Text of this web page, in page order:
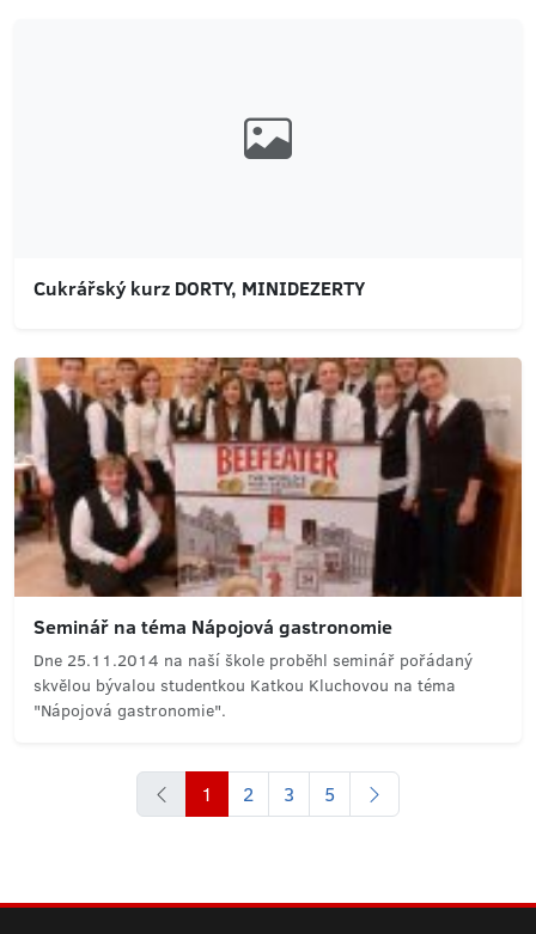
Cukrářský kurz DORTY, MINIDEZERTY
Seminář na téma Nápojová gastronomie
Dne 25.11.2014 na naší škole proběhl seminář pořádaný
skvělou bývalou studentkou Katkou Kluchovou na téma
"Nápojová gastronomie".
1 2 3 5